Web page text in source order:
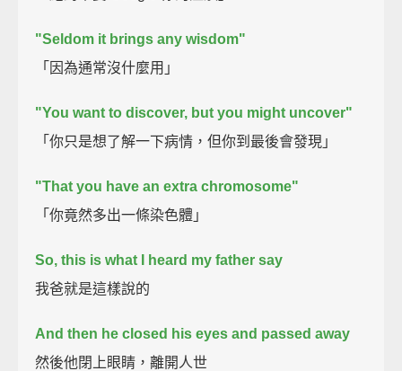
"Seldom it brings any wisdom"
「因為通常沒什麼用」
"You want to discover, but you might uncover"
「你只是想了解一下病情，但你到最後會發現」
"That you have an extra chromosome"
「你竟然多出一條染色體」
So, this is what I heard my father say
我爸就是這樣說的
And then he closed his eyes and passed away
然後他閉上眼睛，離開人世